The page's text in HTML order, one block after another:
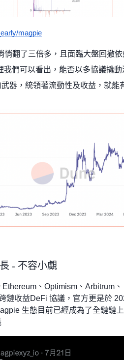
magpie
悄翻了三倍多，且面臨大盤回撤依
我們可以看出，能否以多協議撬動
器，統領著流動性及收益，就能
- 不容小覷
、Optimism、Arbitrum、
鏈收益DeFi 協議，官方更是於
生態目前已經成為了全鏈鏈